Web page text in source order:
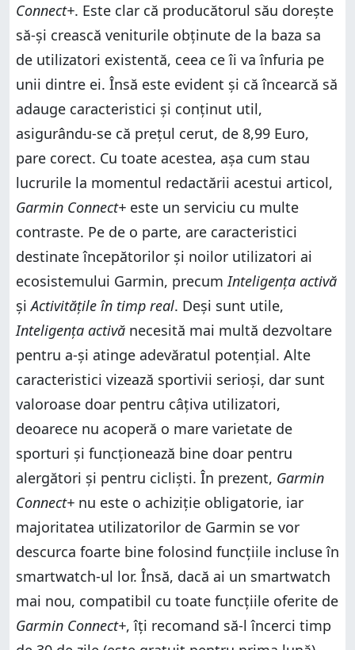
Connect+. Este clar că producătorul său dorește
să-și crească veniturile obținute de la baza sa
de utilizatori existentă, ceea ce îi va înfuria pe
unii dintre ei. Însă este evident și că încearcă să
adauge caracteristici și conținut util,
asigurându-se că prețul cerut, de 8,99 Euro,
pare corect. Cu toate acestea, așa cum stau
lucrurile la momentul redactării acestui articol,
Garmin Connect+ este un serviciu cu multe
contraste. Pe de o parte, are caracteristici
destinate începătorilor și noilor utilizatori ai
ecosistemului Garmin, precumInteligența activă
șiActivitățile în timp real. Deși sunt utile,
Inteligența activă necesită mai multă dezvoltare
pentru a-și atinge adevăratul potențial. Alte
caracteristici vizează sportivii serioși, dar sunt
valoroase doar pentru câțiva utilizatori,
deoarece nu acoperă o mare varietate de
sporturi și funcționează bine doar pentru
alergători și pentru cicliști. În prezent, Garmin
Connect+ nu este o achiziție obligatorie, iar
majoritatea utilizatorilor de Garmin se vor
descurca foarte bine folosind funcțiile incluse în
smartwatch-ul lor. Însă, dacă ai un smartwatch
mai nou, compatibil cu toate funcțiile oferite de
Garmin Connect+, îți recomand să-l încerci timp